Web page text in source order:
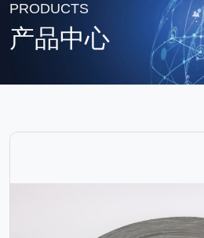
PRODUCTS
产品中心